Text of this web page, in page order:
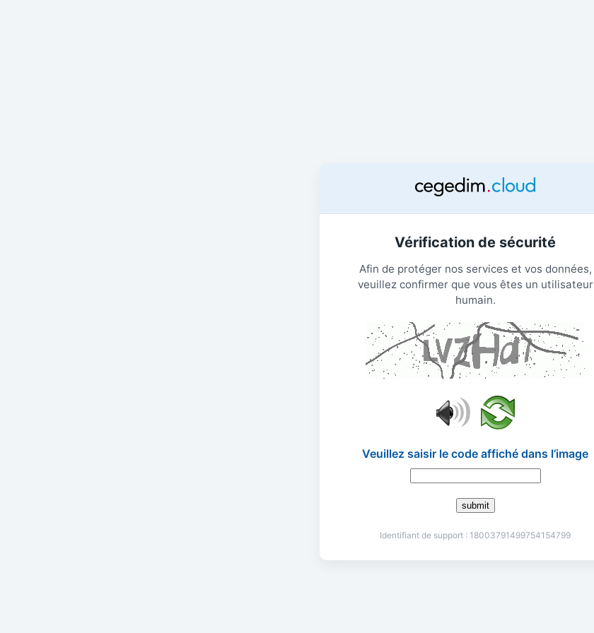
Vérification de sécurité
Afin de protéger nos services et vos données,
veuillez confirmer que vous êtes un utilisateur
humain.
Veuillez saisir le code affiché dans l’image
submit
Identifiant de support : 18003791499754154799